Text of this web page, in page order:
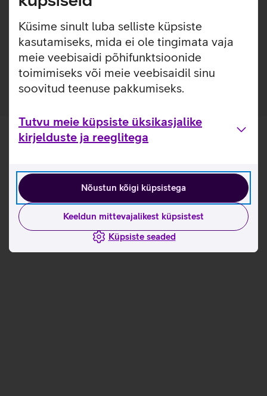
Küsime sinult luba selliste küpsiste
kasutamiseks, mida ei ole tingimata vaja
meie veebisaidi põhifunktsioonide
toimimiseks või meie veebisaidil sinu
soovitud teenuse pakkumiseks.
Tutvu meie küpsiste üksikasjalike
kirjelduste ja reeglitega
Nõustun kõigi küpsistega
Keeldun mittevajalikest küpsistest
Küpsiste seaded
Google Pixel Watch 3 Active kellarihm on mugav ja püsib
kindlalt sinu randmel, tagades alati päevase aktiivsuse ja
tervise jälgimise. Kellarihm on valmistatud mugavast
fluoroelastomeersest materjalist, mis on vastupidav ning
aitab vältida higistamist.